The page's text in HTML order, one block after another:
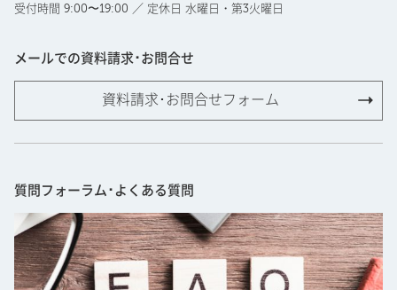
受付時間 9:00〜19:00 ／ 定休日 水曜日・第3火曜日
メールでの資料請求･お問合せ
資料請求･お問合せフォーム
質問フォーラム･よくある質問